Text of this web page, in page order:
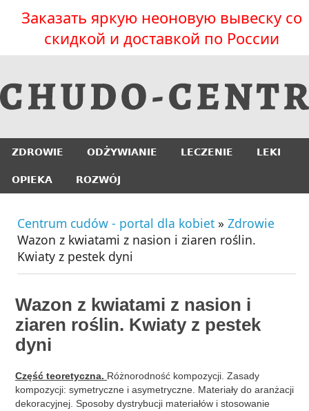
Заказать яркую неоновую вывеску со
скидкой и доставкой по России
ZDROWIE ODŻYWIANIE LECZENIE LEKI
OPIEKA ROZWÓJ
Centrum cudów - portal dla kobiet » Zdrowie
Wazon z kwiatami z nasion i ziaren roślin.
Kwiaty z pestek dyni
Wazon z kwiatami z nasion i
ziaren roślin. Kwiaty z pestek
dyni
Część teoretyczna. Różnorodność kompozycji. Zasady
kompozycji: symetryczne i asymetryczne. Materiały do ​​aranżacji
dekoracyjnej. Sposoby dystrybucji materiałów i stosowanie